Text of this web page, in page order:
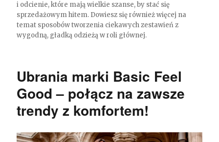
i odcienie, które mają wielkie szanse, by stać się
sprzedażowym hitem. Dowiesz się również więcej na
temat sposobów tworzenia ciekawych zestawień z
wygodną, gładką odzieżą w roli głównej.
Ubrania marki Basic Feel
Good – połącz na zawsze
trendy z komfortem!